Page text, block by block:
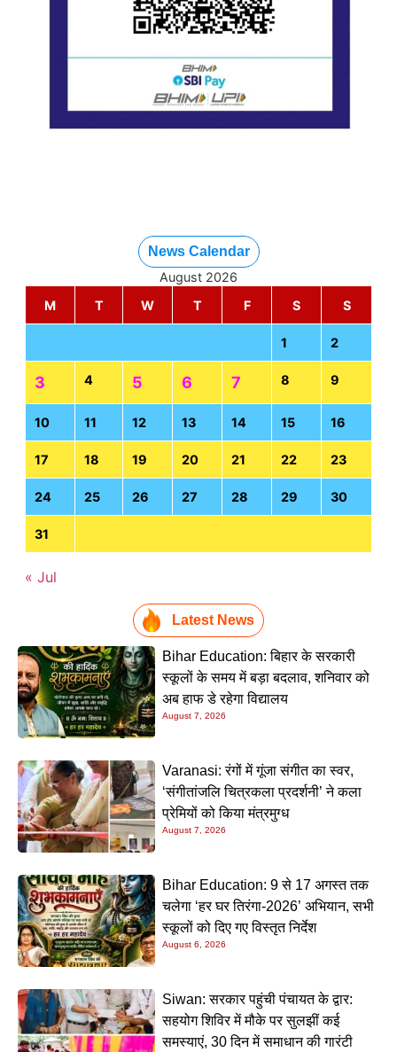
News Calendar
August 2026
M
T W T F S S
1 2
3 4 5 6 7 8 9
10 11 12 13 14 15 16
17 18 19 20 21 22 23
24 25 26 27 28 29 30
31
« Jul
Latest News
Bihar Education: बिहार के सरकारी
स्कूलों के समय में बड़ा बदलाव, शनिवार को
अब हाफ डे रहेगा विद्यालय
August 7, 2026
Varanasi: रंगों में गूंजा संगीत का स्वर,
‘संगीतांजलि चित्रकला प्रदर्शनी’ ने कला
प्रेमियों को किया मंत्रमुग्ध
August 7, 2026
Bihar Education: 9 से 17 अगस्त तक
चलेगा ‘हर घर तिरंगा-2026’ अभियान, सभी
स्कूलों को दिए गए विस्तृत निर्देश
August 6, 2026
Siwan: सरकार पहुंची पंचायत के द्वार:
सहयोग शिविर में मौके पर सुलझीं कई
समस्याएं, 30 दिन में समाधान की गारंटी